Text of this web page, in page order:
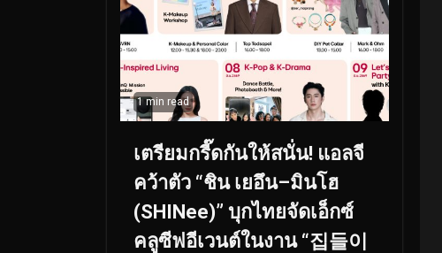
1 min read
เตรียมกรี๊ดกันให้สนั่น! แอลจี
คว้าตัว “ชิน เยอึน–มินโฮ
(SHINee)” บุกไทยจัดเอ็กซ์
คลูซีฟอีเวนต์ในงาน “집들이